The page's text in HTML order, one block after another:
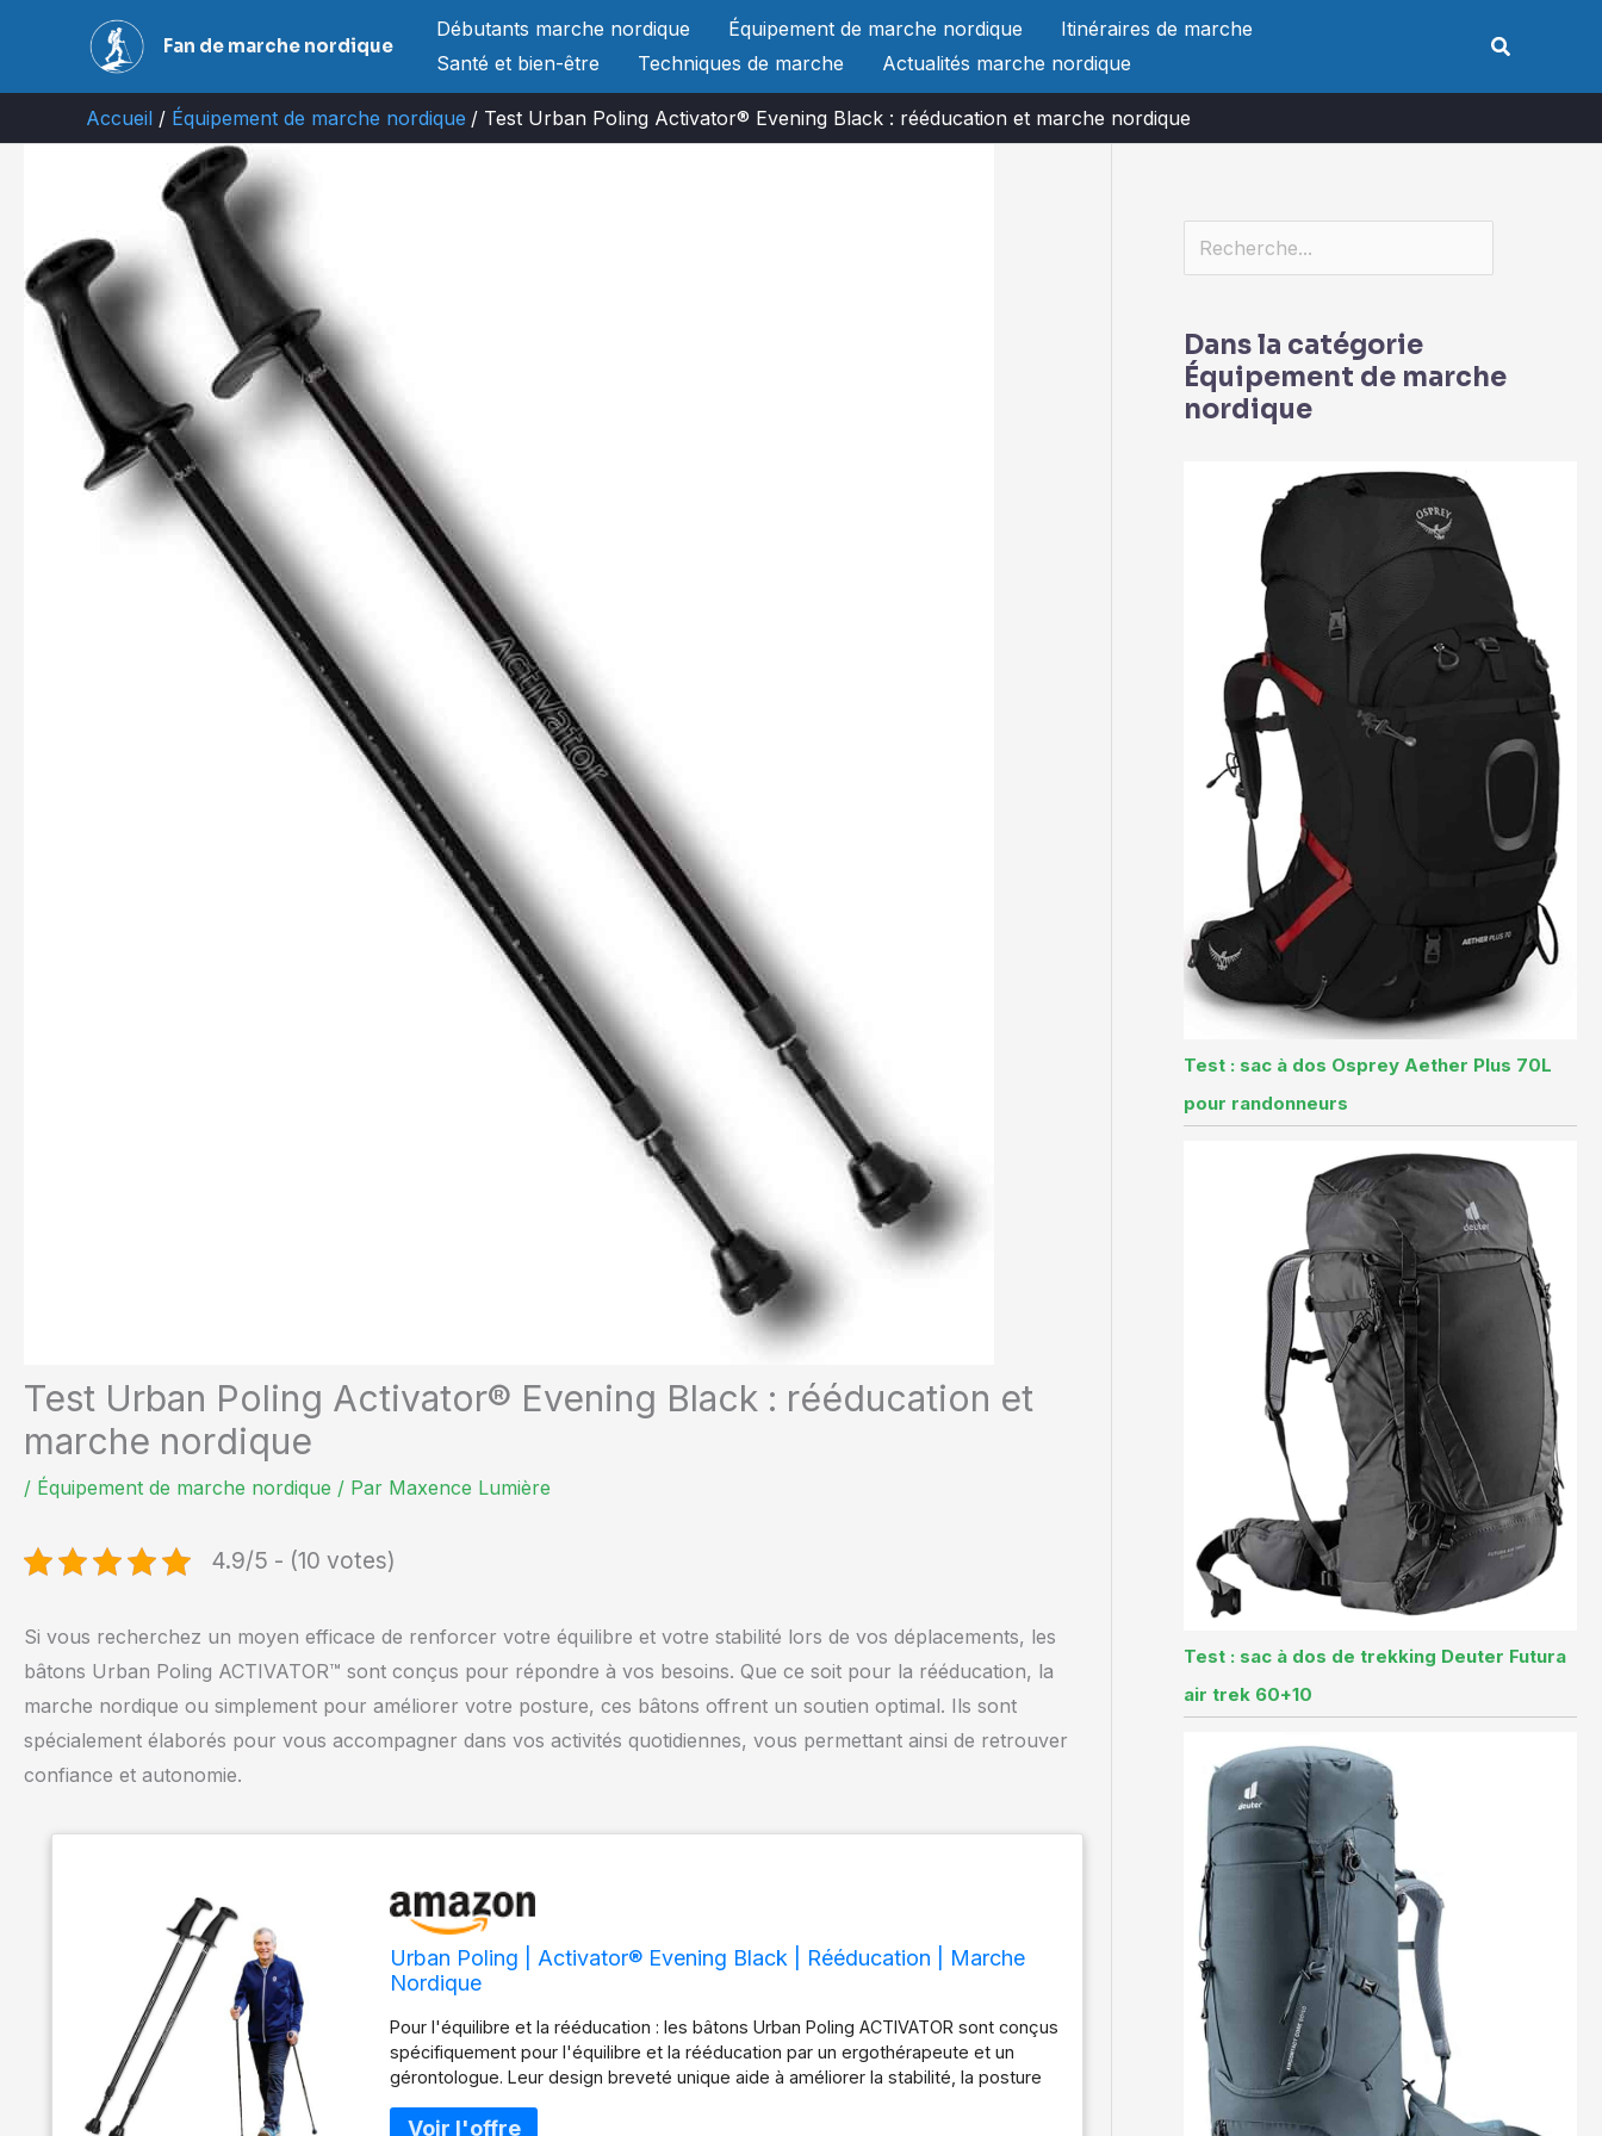
Fan de marche nordique
Débutants marche nordique Équipement de marche nordique
Itinéraires de marche
Santé et bien-être
Techniques de marche Actualités marche nordique
Rechercher
Accueil Équipement de marche nordique Test Urban Poling Activator® Evening Black : rééducation et marche nordique
Test Urban Poling Activator® Evening Black : rééducation et
marche nordique
/ Équipement de marche nordique / Par Maxence Lumière
4.9/5 - (10 votes)
Si vous recherchez un moyen efficace de renforcer votre équilibre et votre stabilité lors de vos déplacements, les
bâtons Urban Poling ACTIVATOR™ sont conçus pour répondre à vos besoins. Que ce soit pour la rééducation, la
marche nordique ou simplement pour améliorer votre posture, ces bâtons offrent un soutien optimal. Ils sont
spécialement élaborés pour vous accompagner dans vos activités quotidiennes, vous permettant ainsi de retrouver
confiance et autonomie.
Urban Poling | Activator® Evening Black | Rééducation | Marche
Nordique
Pour l'équilibre et la rééducation : les bâtons Urban Poling ACTIVATOR sont conçus
spécifiquement pour l'équilibre et la rééducation par un ergothérapeute et un
gérontologue. Leur design breveté unique aide à améliorer la stabilité, la posture
et le dos. Idéal pour des conditions telles que la maladie de Parkinson, la SEP, la
Rechercher
Dans la catégorie
Équipement de marche
nordique
Test : sac à dos Osprey Aether Plus 70L
pour randonneurs
Test : sac à dos de trekking Deuter Futura
air trek 60+10